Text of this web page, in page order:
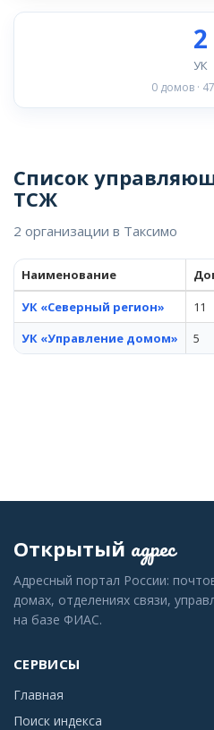
2
УК
0 домов ·
Список
ТСЖ
2 организации в Таксимо
Наименование
УК «Северный регион»
11
УК «Управление домом»
5
Открытый адрес
Адресный портал России:
домах, отделениях связи,
на базе ФИАС.
СЕРВИСЫ
Главная
Поиск индекса